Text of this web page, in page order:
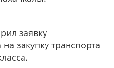
заявку
закупку транспорта